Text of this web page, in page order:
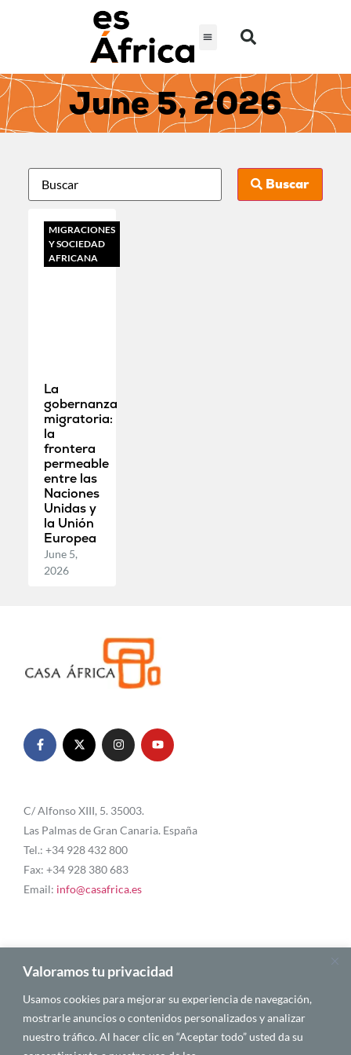
Valoramos tu privacidad
Usamos cookies para mejorar su experiencia de navegación,
mostrarle anuncios o contenidos personalizados y analizar
nuestro tráfico. Al hacer clic en “Aceptar todo” usted da su
June 5, 2026
Buscar
MIGRACIONES
Y SOCIEDAD
AFRICANA
La
gobernanza
migratoria:
la
frontera
permeable
entre las
Naciones
Unidas y
la Unión
Europea
June 5,
2026
C/ Alfonso XIII, 5. 35003.
Las Palmas de Gran Canaria. España
Tel.: +34 928 432 800
Fax: +34 928 380 683
Email: info@casafrica.es
Blog
About Us
Personalities